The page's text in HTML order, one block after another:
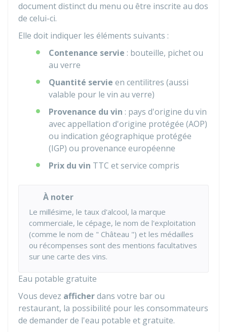
document distinct du menu ou être inscrite au dos
de celui-ci.
Elle doit indiquer les éléments suivants :
Contenance servie : bouteille, pichet ou
au verre
Quantité servie en centilitres (aussi
valable pour le vin au verre)
Provenance du vin : pays d'origine du vin
avec appellation d'origine protégée (AOP)
ou indication géographique protégée
(IGP) ou provenance européenne
Prix du vin TTC et service compris
À noter
Le millésime, le taux d'alcool, la marque
commerciale, le cépage, le nom de l'exploitation
(comme le nom de " Château ") et les médailles
ou récompenses sont des mentions facultatives
sur une carte des vins.
Eau potable gratuite
Vous devez afficherdans votre bar ou
restaurant, la possibilité pour les consommateurs
de demander de l'eau potable et gratuite.